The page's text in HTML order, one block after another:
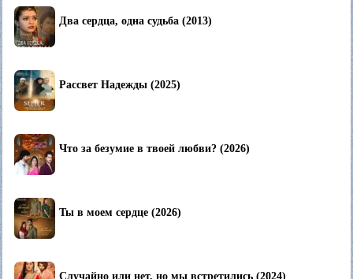
Два сердца, одна судьба (2013)
Рассвет Надежды (2025)
Что за безумие в твоей любви? (2026)
Ты в моем сердце (2026)
Случайно или нет, но мы встретились (2024)